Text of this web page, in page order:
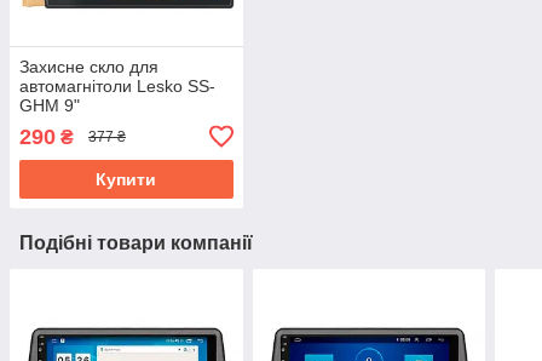
Захисне скло для
автомагнітоли Lesko SS-
GHM 9"
290 ₴ 377 ₴
Купити
Подібні товари компанії